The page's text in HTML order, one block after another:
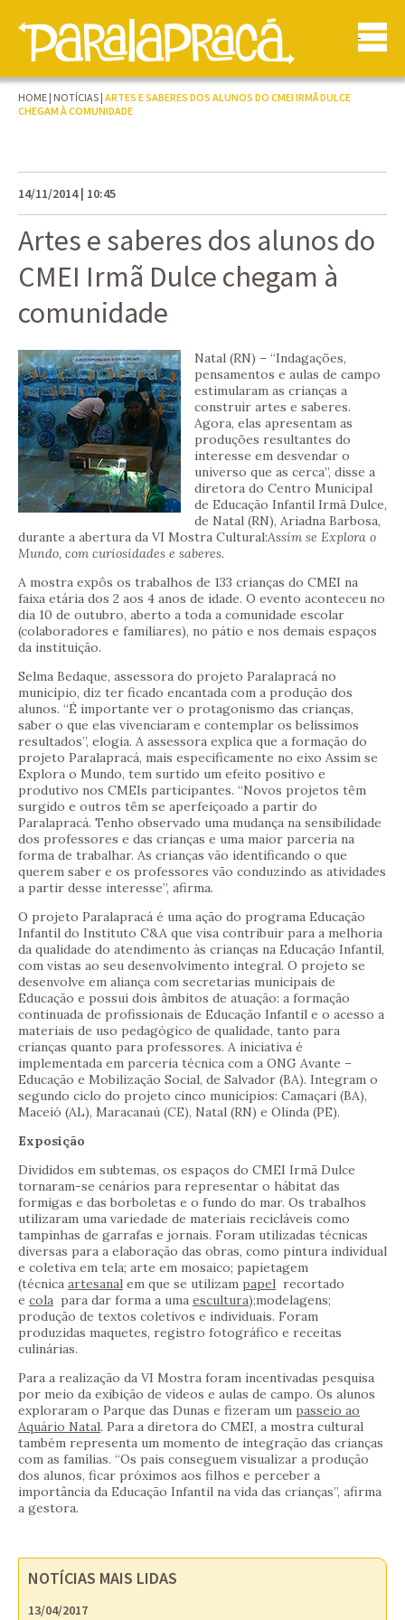
HOME | NOTÍCIAS | ARTES E SABERES DOS ALUNOS DO CMEI IRMÃ DULCE
CHEGAM À COMUNIDADE
14/11/2014 | 10:45
Artes e saberes dos alunos do
CMEI Irmã Dulce chegam à
comunidade
Natal (RN) – “Indagações,
pensamentos e aulas de campo
estimularam as crianças a
construir artes e saberes.
Agora, elas apresentam as
produções resultantes do
interesse em desvendar o
universo que as cerca”, disse a
diretora do Centro Municipal
de Educação Infantil Irmã Dulce,
de Natal (RN), Ariadna Barbosa,
durante a abertura da VI Mostra Cultural:Assim se Explora o
Mundo, com curiosidades e saberes.
A mostra expôs os trabalhos de 133 crianças do CMEI na
faixa etária dos 2 aos 4 anos de idade. O evento aconteceu no
dia 10 de outubro, aberto a toda a comunidade escolar
(colaboradores e familiares), no pátio e nos demais espaços
da instituição.
Selma Bedaque, assessora do projeto Paralapracá no
município, diz ter ficado encantada com a produção dos
alunos. “É importante ver o protagonismo das crianças,
saber o que elas vivenciaram e contemplar os belíssimos
resultados”, elogia. A assessora explica que a formação do
projeto Paralapracá, mais especificamente no eixo Assim se
Explora o Mundo, tem surtido um efeito positivo e
produtivo nos CMEIs participantes. “Novos projetos têm
surgido e outros têm se aperfeiçoado a partir do
Paralapracá. Tenho observado uma mudança na sensibilidade
dos professores e das crianças e uma maior parceria na
forma de trabalhar. As crianças vão identificando o que
querem saber e os professores vão conduzindo as atividades
a partir desse interesse”, afirma.
O projeto Paralapracá é uma ação do programa Educação
Infantil do Instituto C&A que visa contribuir para a melhoria
da qualidade do atendimento às crianças na Educação Infantil,
com vistas ao seu desenvolvimento integral. O projeto se
desenvolve em aliança com secretarias municipais de
Educação e possui dois âmbitos de atuação: a formação
continuada de profissionais de Educação Infantil e o acesso a
materiais de uso pedagógico de qualidade, tanto para
crianças quanto para professores. A iniciativa é
implementada em parceria técnica com a ONG Avante –
Educação e Mobilização Social, de Salvador (BA). Integram o
segundo ciclo do projeto cinco municípios: Camaçari (BA),
Maceió (AL), Maracanaú (CE), Natal (RN) e Olinda (PE).
Exposição
Divididos em subtemas, os espaços do CMEI Irmã Dulce
tornaram-se cenários para representar o hábitat das
formigas e das borboletas e o fundo do mar. Os trabalhos
utilizaram uma variedade de materiais recicláveis como
tampinhas de garrafas e jornais. Foram utilizadas técnicas
diversas para a elaboração das obras, como pintura individual
e coletiva em tela; arte em mosaico; papietagem
(técnica artesanal em que se utilizam papel recortado
e cola para dar forma a uma escultura);modelagens;
produção de textos coletivos e individuais. Foram
produzidas maquetes, registro fotográfico e receitas
culinárias.
Para a realização da VI Mostra foram incentivadas pesquisa
por meio da exibição de vídeos e aulas de campo. Os alunos
exploraram o Parque das Dunas e fizeram um passeio ao
Aquário Natal. Para a diretora do CMEI, a mostra cultural
também representa um momento de integração das crianças
com as famílias. “Os pais conseguem visualizar a produção
dos alunos, ficar próximos aos filhos e perceber a
importância da Educação Infantil na vida das crianças”, afirma
a gestora.
NOTÍCIAS MAIS LIDAS
13/04/2017